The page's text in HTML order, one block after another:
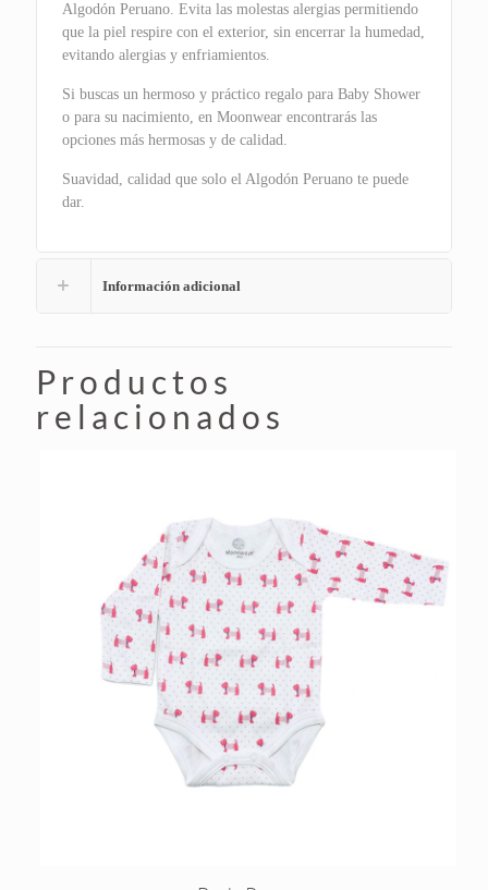
Algodón Peruano. Evita las molestas alergias permitiendo
que la piel respire con el exterior, sin encerrar la humedad,
evitando alergias y enfriamientos.
Si buscas un hermoso y práctico regalo para Baby Shower
o para su nacimiento, en Moonwear encontrarás las
opciones más hermosas y de calidad.
Suavidad, calidad que solo el Algodón Peruano te puede
dar.
Información adicional
Productos
relacionados